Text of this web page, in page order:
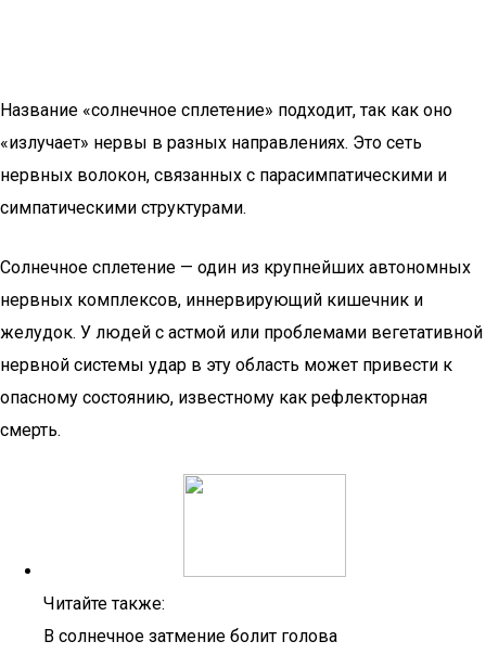
Название «солнечное сплетение» подходит, так как оно
«излучает» нервы в разных направлениях. Это сеть
нервных волокон, связанных с парасимпатическими и
симпатическими структурами.
Солнечное сплетение — один из крупнейших автономных
нервных комплексов, иннервирующий кишечник и
желудок. У людей с астмой или проблемами вегетативной
нервной системы удар в эту область может привести к
опасному состоянию, известному как рефлекторная
смерть.
Читайте также:
В солнечное затмение болит голова